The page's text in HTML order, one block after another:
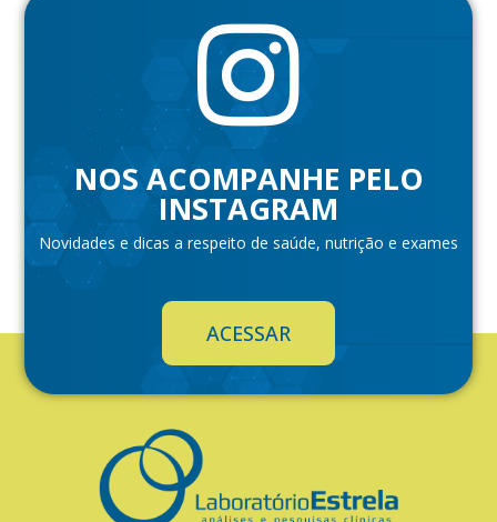
NOS ACOMPANHE PELO
INSTAGRAM
Novidades e dicas a respeito de saúde, nutrição e exames
ACESSAR